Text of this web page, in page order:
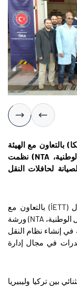
بالتعاون مع الهيئة
NTA) نظمت
لحافلات النقل
(
İETT) بالتعاون مع
الوطنية، NTA) ورشة
المساهمة في إنشاء نظام النقل
في مجال إدارة
بين تركيا وليبيريا